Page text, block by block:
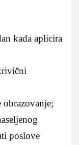
kada aplicira
poslove